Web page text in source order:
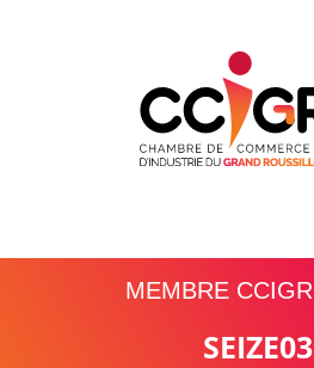
MEMBRE CCIGR
SEIZE03